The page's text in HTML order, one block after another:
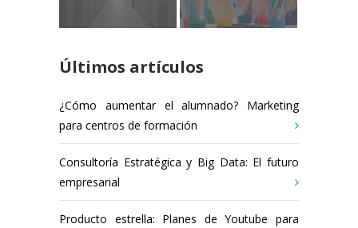
Últimos artículos
¿Cómo aumentar el alumnado? Marketing
para centros de formación
Consultoría Estratégica y Big Data: El futuro
empresarial
Producto estrella: Planes de Youtube para